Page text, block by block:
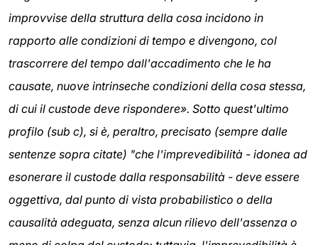
improvvise della struttura della cosa incidono in
rapporto alle condizioni di tempo e divengono, col
trascorrere del tempo dall'accadimento che le ha
causate, nuove intrinseche condizioni della cosa stessa,
di cui il custode deve rispondere». Sotto quest'ultimo
profilo (sub c), si è, peraltro, precisato (sempre dalle
sentenze sopra citate) "che l'imprevedibilità - idonea ad
esonerare il custode dalla responsabilità - deve essere
oggettiva, dal punto di vista probabilistico o della
causalità adeguata, senza alcun rilievo dell'assenza o